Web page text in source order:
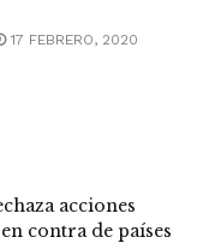
17 FEBRERO, 2020
acciones
contra de países